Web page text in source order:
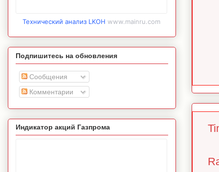
Технический анализ LKOH www.mainru.com
Подпишитесь на обновления
Сообщения
Комментарии
Индикатор акций Газпрома